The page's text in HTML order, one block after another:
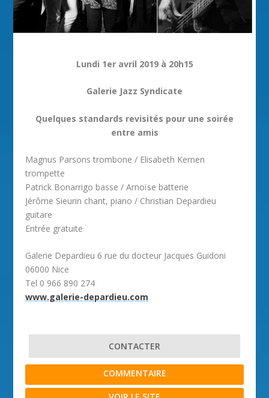
Lundi 1er avril 2019 à 20h15
Galerie Jazz Syndicate
Quelques standards revisités pour une soirée
entre amis
Magnus Parsons trombone / Elisabeth Kernen
trompette
Patrick Bonarrigo basse / Arnoïse batterie
Jérôme Sieurin chant, piano / Christian Depardieu
guitare
Entrée gratuite
Galerie Depardieu 6 rue du docteur Jacques Guidoni
06000 Nice
Tel 0 966 890 274
www.galerie-depardieu.com
CONTACTER
COMMENTAIRE